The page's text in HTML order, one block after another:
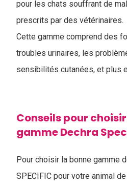
pour les chats souffrant de
prescrits par des vétérinaires.
Cette gamme comprend des
troubles urinaires, les
sensibilités cutanées, et plus
Conseils pour
gamme Dechra
Pour choisir la bonne gamme
SPECIFIC pour votre animal